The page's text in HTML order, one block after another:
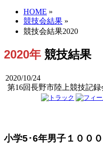
HOME »
競技会結果 »
競技会結果2020
2020年 競技結果
2020/10/24
第16回長野市陸上競技記録
小学5･6年男子１００